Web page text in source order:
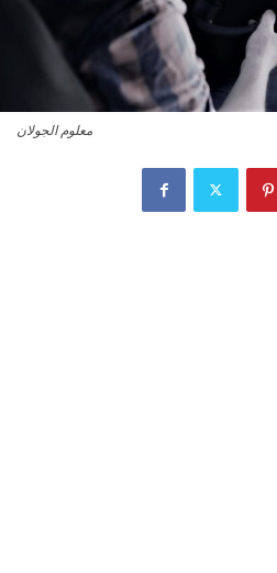
معلوم الجولان